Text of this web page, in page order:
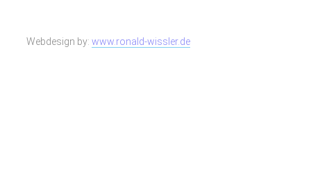
Webdesign by: www.ronald-wissler.de